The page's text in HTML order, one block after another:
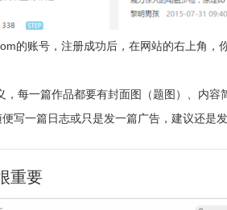
的账号，注册成功后，在网站的右上角，
，每一篇作品都要有封面图（题图）、内容
写一篇日志或只是发一篇广告，建议还是
重要